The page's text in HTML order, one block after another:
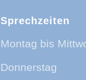
Sprechzeiten
Montag bis
Donnerstag